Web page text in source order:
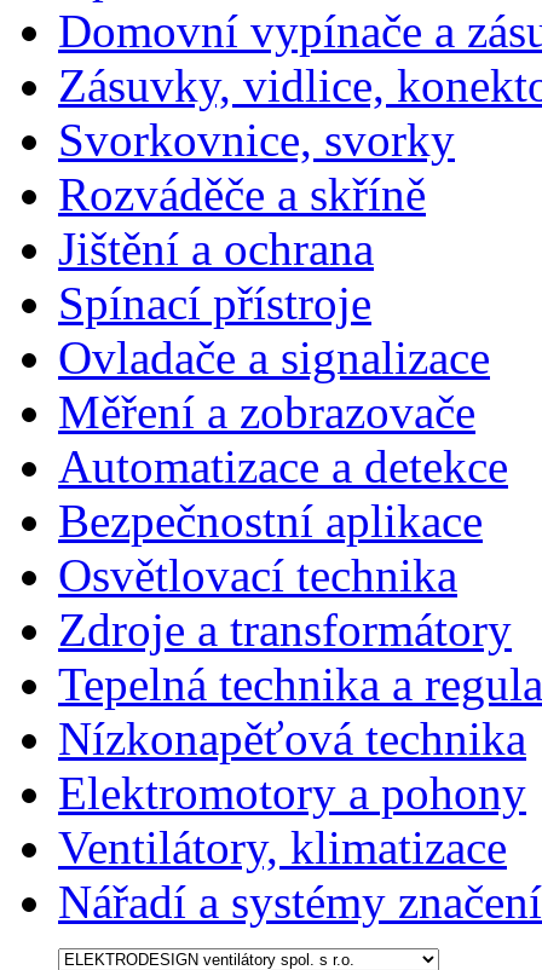
Domovní vypínače a
Zásuvky, vidlice,
Svorkovnice, svorky
Rozváděče a skříně
Jištění a ochrana
Spínací přístroje
Ovladače a signalizace
Měření a zobrazovače
Automatizace a detekce
Bezpečnostní aplikace
Osvětlovací technika
Zdroje a transformátory
Tepelná technika a
Nízkonapěťová technika
Elektromotory a pohony
Ventilátory, klimatizace
Nářadí a systémy značení